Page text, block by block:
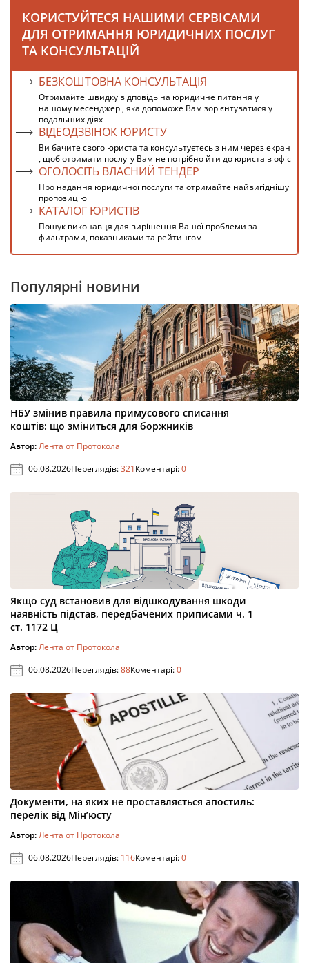
КОРИСТУЙТЕСЯ НАШИМИ СЕРВІСАМИ
ДЛЯ ОТРИМАННЯ ЮРИДИЧНИХ ПОСЛУГ
ТА КОНСУЛЬТАЦІЙ
БЕЗКОШТОВНА КОНСУЛЬТАЦІЯ
Отримайте швидку відповідь на юридичне питання у
нашому месенджері, яка допоможе Вам зорієнтуватися у
подальших діях
ВІДЕОДЗВІНОК ЮРИСТУ
Ви бачите свого юриста та консультуєтесь з ним через екран
, щоб отримати послугу Вам не потрібно йти до юриста в офіс
ОГОЛОСІТЬ ВЛАСНИЙ ТЕНДЕР
Про надання юридичної послуги та отримайте найвигіднішу
пропозицію
КАТАЛОГ ЮРИСТІВ
Пошук виконавця для вирішення Вашої проблеми за
фильтрами, показниками та рейтингом
Популярні новини
НБУ змінив правила примусового списання
коштів: що зміниться для боржників
Автор:Лента от Протокола
06.08.2026Переглядів:321Коментарі:0
Якщо суд встановив для відшкодування шкоди
наявність підстав, передбачених приписами ч. 1
ст. 1172 Ц
Автор:Лента от Протокола
06.08.2026Переглядів:88Коментарі:0
Документи, на яких не проставляється апостиль:
перелік від Мін’юсту
Автор:Лента от Протокола
06.08.2026Переглядів: 116Коментарі:0